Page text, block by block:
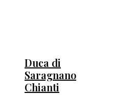
Duca di
Saragnano
Chianti